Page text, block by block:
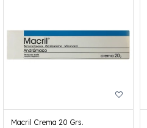
Macril Crema 20 Grs.